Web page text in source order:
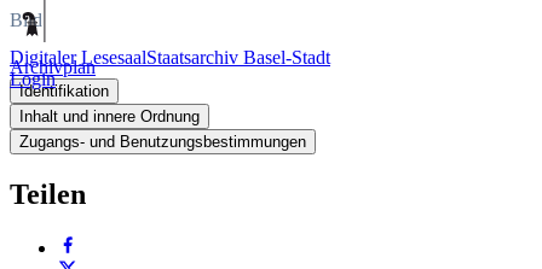
Digitaler LesesaalStaatsarchiv Basel-Stadt
Login
Bild
Archivplan
Identifikation
Inhalt und innere Ordnung
Zugangs- und Benutzungsbestimmungen
Teilen